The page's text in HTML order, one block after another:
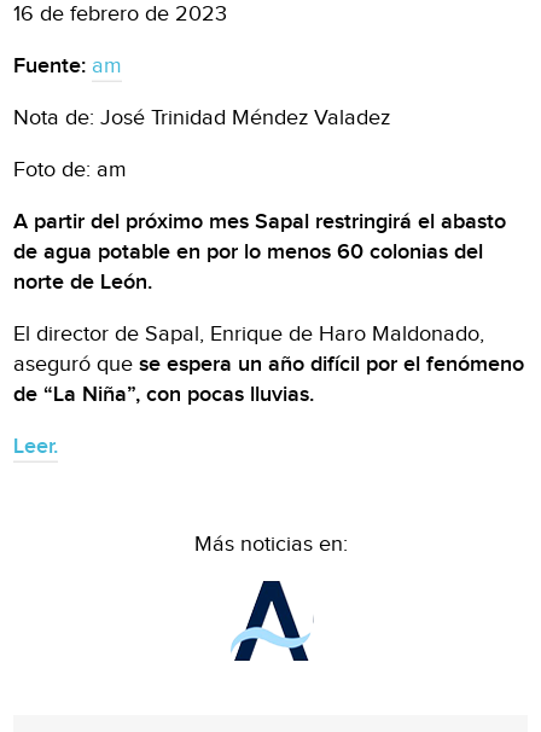
16 de febrero de 2023
Fuente: am
Nota de: José Trinidad Méndez Valadez
Foto de: am
A partir del próximo mes Sapal restringirá el abasto
de agua potable en por lo menos 60 colonias del
norte de León.
El director de Sapal, Enrique de Haro Maldonado,
aseguró quese espera un año difícil por el fenómeno
de “La Niña”, con pocas lluvias.
Leer.
Más noticias en: